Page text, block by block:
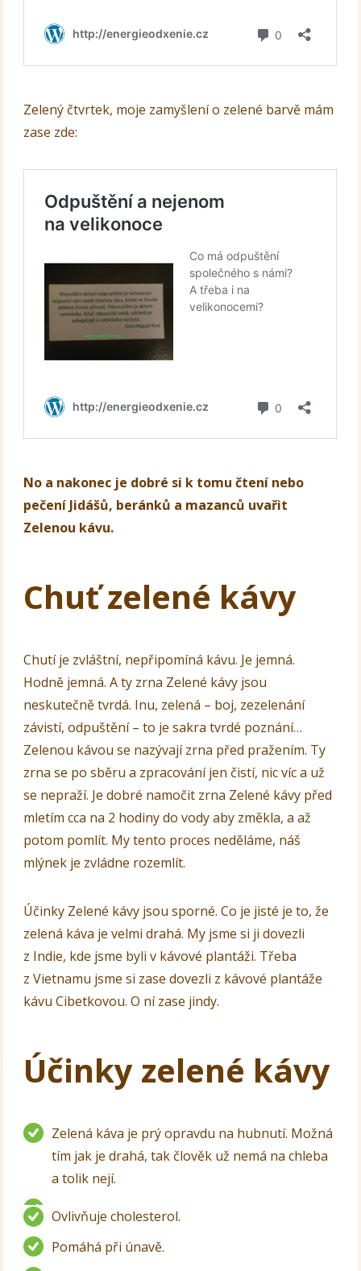
Zelený čtvrtek, moje zamyšlení o zelené barvě mám
zase zde:
No a nakonec je dobré si k tomu čtení nebo
pečení Jidášů, beránků a mazanců uvařit
Zelenou kávu.
Chuť zelené kávy
Chutí je zvláštní, nepřipomíná kávu. Je jemná.
Hodně jemná. A ty zrna Zelené kávy jsou
neskutečně tvrdá. Inu, zelená – boj, zezelenání
závistí, odpuštění – to je sakra tvrdé poznání…
Zelenou kávou se nazývají zrna před pražením. Ty
zrna se po sběru a zpracování jen čistí, nic víc a už
se nepraží. Je dobré namočit zrna Zelené kávy před
mletím cca na 2 hodiny do vody aby změkla, a až
potom pomlít. My tento proces neděláme, náš
mlýnek je zvládne rozemlít.
Účinky Zelené kávy jsou sporné. Co je jisté je to, že
zelená káva je velmi drahá. My jsme si ji dovezli
z Indie, kde jsme byli v kávové plantáži. Třeba
z Vietnamu jsme si zase dovezli z kávové plantáže
kávu Cibetkovou. O ní zase jindy.
Účinky zelené kávy
Zelená káva je prý opravdu na hubnutí. Možná
tím jak je drahá, tak člověk už nemá na chleba
a tolik nejí.
Ovlivňuje cholesterol.
Pomáhá při únavě.